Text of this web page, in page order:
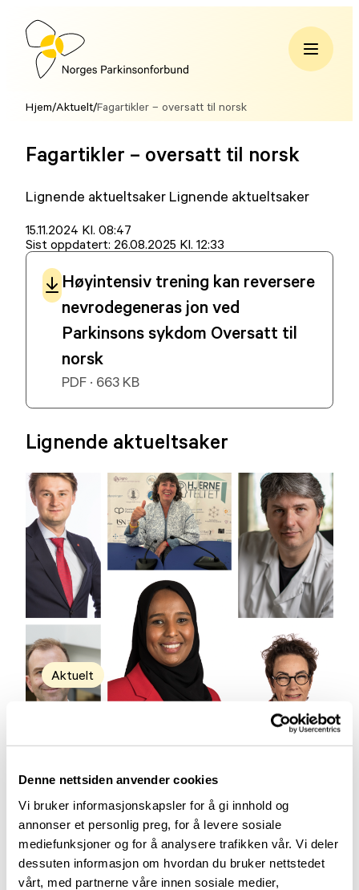
Denne nettsiden anvender cookies
Vi bruker informasjonskapsler for å gi innhold og
annonser et personlig preg, for å levere sosiale
mediefunksjoner og for å analysere trafikken vår. Vi deler
dessuten informasjon om hvordan du bruker nettstedet
vårt, med partnerne våre innen sosiale medier,
Hopp
innholdNorges
Hjem/Aktuelt/Fagartikler – oversatt til norsk
Fagartikler – oversatt til norsk
Lignende aktueltsaker Lignende aktueltsaker
Lagt
ut
på
15.11.2024 Kl. 08:47
Sist oppdatert: 26.08.2025 Kl. 12:33
Høyintensiv trening kan reversere
nevrodegeneras jon ved
Parkinsons sykdom Oversatt til
norsk
PDF · 663 KB
Lignende aktueltsaker
Aktuelt
Aktuelt